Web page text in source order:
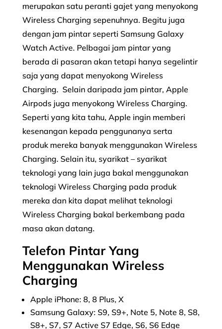
merupakan satu peranti gajet yang menyokong
Wireless Charging sepenuhnya. Begitu juga
dengan jam pintar seperti Samsung Galaxy
Watch Active. Pelbagai jam pintar yang
berada di pasaran akan tetapi hanya segelintir
saja yang dapat menyokong Wireless
Charging. Selain daripada jam pintar, Apple
Airpods juga menyokong Wireless Charging.
Seperti yang kita tahu, Apple ingin memberi
kesenangan kepada penggunanya serta
produk mereka banyak menggunakan Wireless
Charging. Selain itu, syarikat – syarikat
teknologi yang lain juga bakal menggunakan
teknologi Wireless Charging pada produk
mereka dan kita dapat melihat teknologi
Wireless Charging bakal berkembang pada
masa akan datang.
Telefon Pintar Yang
Menggunakan Wireless
Charging
Apple iPhone: 8, 8 Plus, X
Samsung Galaxy: S9, S9+, Note 5, Note 8, S8,
S8+, S7, S7 Active S7 Edge, S6, S6 Edge